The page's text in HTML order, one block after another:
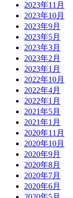
2023年11月
2023年10月
2023年9月
2023年5月
2023年3月
2023年2月
2023年1月
2022年10月
2022年4月
2022年1月
2021年5月
2021年1月
2020年11月
2020年10月
2020年9月
2020年8月
2020年7月
2020年6月